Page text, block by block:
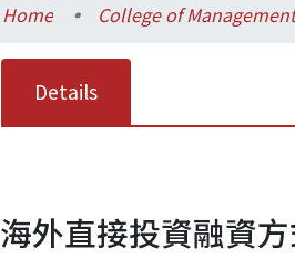
Home
Details
海外直接投資融資